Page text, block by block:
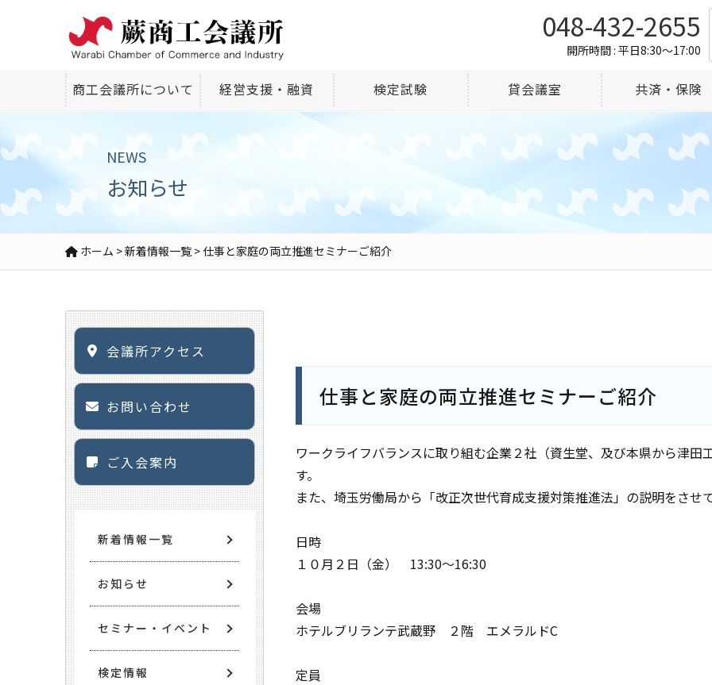
048-432-2655
開所時間 : 平日8:30～17:00
商工会議所について 経営支援・融資 検定試験 貸会議室 共済・保険
NEWS
お知らせ
ホーム >新着情報一覧 >仕事と家庭の両立推進セミナーご紹介
会議所アクセス
お問い合わせ
ご入会案内
新着情報一覧
お知らせ
セミナー・イベント
検定情報
仕事と家庭の両立推進セミナーご紹介
ワークライフバランスに取り組む企業２社（資生堂、及び本県から津
す。
また、埼玉労働局から「改正次世代育成支援対策推進法」の説明をさ
日時
１０月２日（金） 13:30～16:30
会場
ホテルブリランテ武蔵野 ２階 エメラルドC
定員